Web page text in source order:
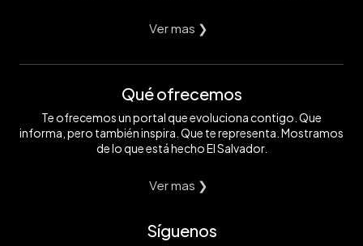
Ver mas ❯
Qué ofrecemos
Te ofrecemos un portal que evoluciona contigo. Que
informa, pero también inspira. Que te representa. Mostramos
de lo que está hecho El Salvador.
Ver mas ❯
Síguenos